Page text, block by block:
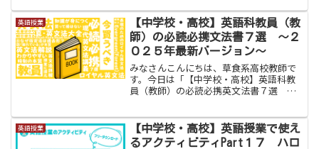
いませんか？脱力系教師迷うよ！！いき
なり文法教えるよ...
英語授業
【中学校・高校】英語科教員（教
師）の必読必携文法書７選 〜２
０２５年最新バージョン〜
みなさんこんにちは、草食系高校教師で
す。今日は「【中学校・高校】英語科教
員（教師）の必読必携英文法書７選 〜
書は何を深く読みましたでしょうか。中
には「高校生がよく購入す...
英語授業
【中学校・高校】英語授業で使え
るアクティビティPart１７ ハロ